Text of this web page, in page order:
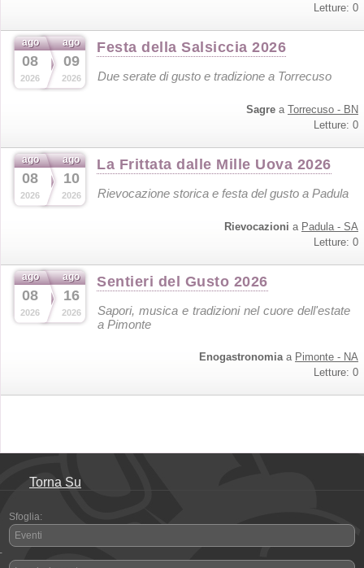
Letture: 0
ago
08
2026
ago
09
2026
Festa della Salsiccia 2026
Due serate di gusto e tradizione a Torrecuso
Sagre a Torrecuso - BN
Letture: 0
ago
08
2026
ago
10
2026
La Frittata dalle Mille Uova 2026
Rievocazione storica e festa del gusto a Padula
Rievocazioni a Padula - SA
Letture: 0
ago
08
2026
ago
16
2026
Sentieri del Gusto 2026
Sapori, musica e tradizioni nel cuore dell'estate
a Pimonte
Enogastronomiaa Pimonte - NA
Letture: 0
Torna Su
Sfoglia:
Eventi
-